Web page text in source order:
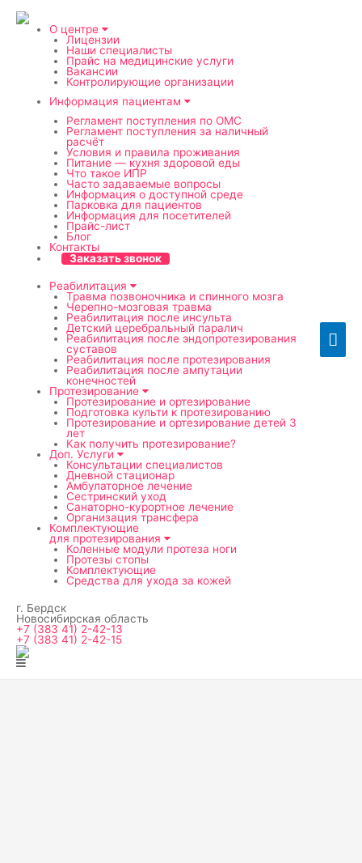
О центре
Лицензии
Наши специалисты
Прайс на медицинские услуги
Вакансии
Контролирующие организации
Информация пациентам
Регламент поступления по ОМС
Регламент поступления за наличный
расчёт
Условия и правила проживания
Питание — кухня здоровой еды
Что такое ИПР
Часто задаваемые вопросы
Информация о доступной среде
Парковка для пациентов
Информация для посетителей
Прайс-лист
Блог
Контакты
Заказать звонок
Реабилитация
Травма позвоночника и спинного мозга
Черепно-мозговая травма
Реабилитация после инсульта
Детский церебральный паралич
Реабилитация после эндопротезирования
суставов
Реабилитация после протезирования
Реабилитация после ампутации
конечностей
Протезирование
Протезирование и ортезирование
Подготовка культи к протезированию
Протезирование и ортезирование детей 3
лет
Как получить протезирование?
Доп. Услуги
Консультации специалистов
Дневной стационар
Амбулаторное лечение
Сестринский уход
Санаторно-курортное лечение
Организация трансфера
Комплектующие
для протезирования
Коленные модули протеза ноги
Протезы стопы
Комплектующие
Средства для ухода за кожей
г. Бердск
Новосибирская область
+7 (383 41) 2-42-13
+7 (383 41) 2-42-15